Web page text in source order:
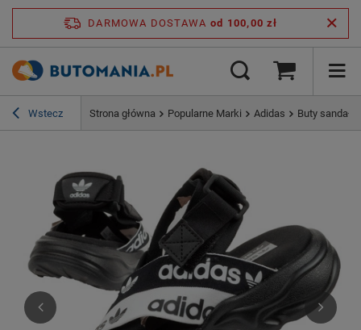
DARMOWA DOSTAWA od 100,00 zł
Wstecz Strona główna Popularne Marki Adidas Buty sandały